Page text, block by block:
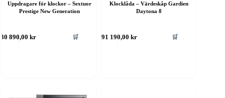
Uppdragare för klockor – Sextuor
Prestige New Generation
30 890,00 kr 🛒
Klocklåda – Värdeskåp Gardien
Daytona 8
591 190,00kr 🛒